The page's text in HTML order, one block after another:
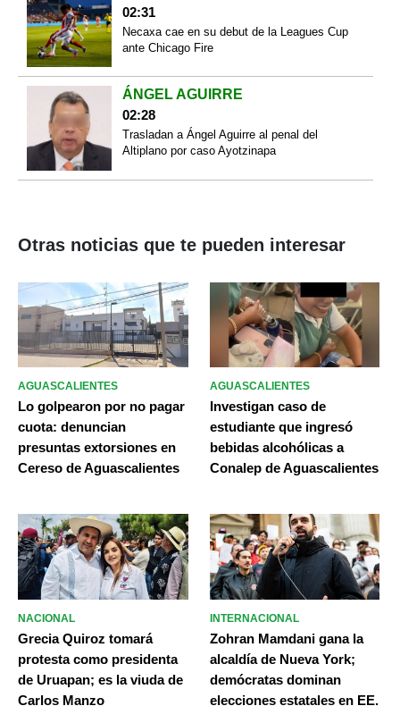
02:31
Necaxa cae en su debut de la Leagues Cup
ante Chicago Fire
ÁNGEL AGUIRRE
02:28
Trasladan a Ángel Aguirre al penal del
Altiplano por caso Ayotzinapa
Otras noticias que te pueden interesar
AGUASCALIENTES
Lo golpearon por no pagar
cuota: denuncian
presuntas extorsiones en
Cereso de Aguascalientes
AGUASCALIENTES
Investigan caso de
estudiante que ingresó
bebidas alcohólicas a
Conalep de Aguascalientes
NACIONAL
Grecia Quiroz tomará
protesta como presidenta
de Uruapan; es la viuda de
Carlos Manzo
INTERNACIONAL
Zohran Mamdani gana la
alcaldía de Nueva York;
demócratas dominan
elecciones estatales en EE.